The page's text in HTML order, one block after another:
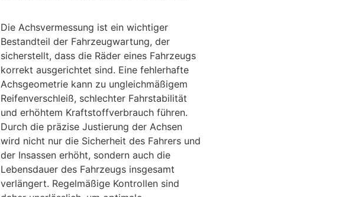
Die Achsvermessung ist ein wichtiger
Bestandteil der Fahrzeugwartung, der
sicherstellt, dass die Räder eines Fahrzeugs
korrekt ausgerichtet sind. Eine fehlerhafte
Achsgeometrie kann zu ungleichmäßigem
Reifenverschleiß, schlechter Fahrstabilität
und erhöhtem Kraftstoffverbrauch führen.
Durch die präzise Justierung der Achsen
wird nicht nur die Sicherheit des Fahrers und
der Insassen erhöht, sondern auch die
Lebensdauer des Fahrzeugs insgesamt
verlängert. Regelmäßige Kontrollen sind